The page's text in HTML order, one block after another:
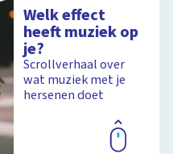
muziekinstrumenten
en muziekstijlen
Schoolplaat
Welk effect
heeft muziek op
je?
Scrollverhaal over
wat muziek met je
hersenen doet